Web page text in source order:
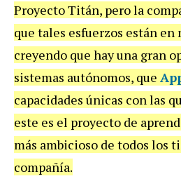
Proyecto Titán, pero la
que tales esfuerzos están en
creyendo que hay una gran
sistemas autónomos, que
capacidades únicas con las
este es el proyecto de
más ambicioso de todos los
compañía.